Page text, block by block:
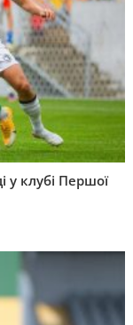
у клубі Першої